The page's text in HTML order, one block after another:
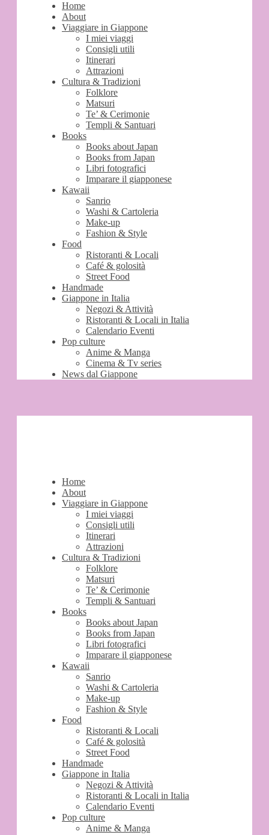
Home
About
Viaggiare in Giappone
I miei viaggi
Consigli utili
Itinerari
Attrazioni
Cultura & Tradizioni
Folklore
Matsuri
Te’ & Cerimonie
Templi & Santuari
Books
Books about Japan
Books from Japan
Libri fotografici
Imparare il giapponese
Kawaii
Sanrio
Washi & Cartoleria
Make-up
Fashion & Style
Food
Ristoranti & Locali
Café & golosità
Street Food
Handmade
Giappone in Italia
Negozi & Attività
Ristoranti & Locali in Italia
Calendario Eventi
Pop culture
Anime & Manga
Cinema & Tv series
News dal Giappone
Home
About
Viaggiare in Giappone
I miei viaggi
Consigli utili
Itinerari
Attrazioni
Cultura & Tradizioni
Folklore
Matsuri
Te’ & Cerimonie
Templi & Santuari
Books
Books about Japan
Books from Japan
Libri fotografici
Imparare il giapponese
Kawaii
Sanrio
Washi & Cartoleria
Make-up
Fashion & Style
Food
Ristoranti & Locali
Café & golosità
Street Food
Handmade
Giappone in Italia
Negozi & Attività
Ristoranti & Locali in Italia
Calendario Eventi
Pop culture
Anime & Manga